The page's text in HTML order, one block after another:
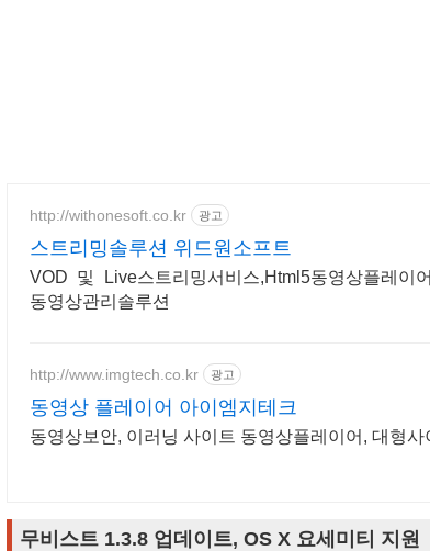
http://withonesoft.co.kr 광고
스트리밍솔루션 위드원소프트
VOD 및 Live스트리밍서비스,Html5동영상플레이
동영상관리솔루션
http://www.imgtech.co.kr 광고
동영상 플레이어 아이엠지테크
동영상보안, 이러닝 사이트 동영상플레이어, 대형
무비스트 1.3.8 업데이트, OS X 요세미티 지원